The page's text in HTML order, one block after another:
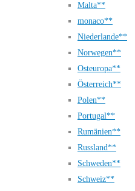
Malta**
monaco**
Niederlande**
Norwegen**
Osteuropa**
Österreich**
Polen**
Portugal**
Rumänien**
Russland**
Schweden**
Schweiz**